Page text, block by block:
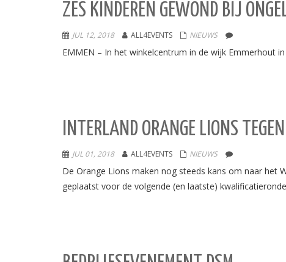
ZES KINDEREN GEWOND BIJ
JUL 12, 2018 ALL4EVENTS NIEUWS
EMMEN – In het winkelcentrum in de wijk Emmerhout
INTERLAND ORANGE LIONS
JUL 01, 2018 ALL4EVENTS NIEUWS
De Orange Lions maken nog steeds kans om naar het
geplaatst voor de volgende (en laatste)